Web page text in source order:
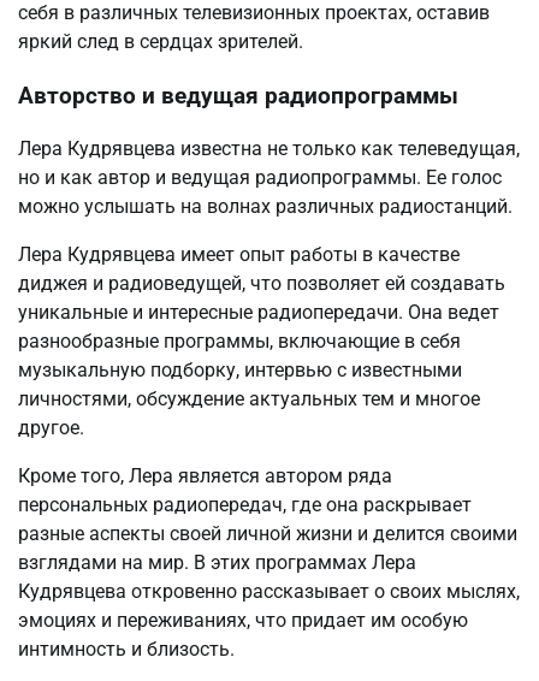
себя в различных телевизионных проектах, оставив
яркий след в сердцах зрителей.
Авторство и ведущая радиопрограммы
Лера Кудрявцева известна не только как телеведущая,
но и как автор и ведущая радиопрограммы. Ее голос
можно услышать на волнах различных радиостанций.
Лера Кудрявцева имеет опыт работы в качестве
диджея и радиоведущей, что позволяет ей создавать
уникальные и интересные радиопередачи. Она ведет
разнообразные программы, включающие в себя
музыкальную подборку, интервью с известными
личностями, обсуждение актуальных тем и многое
другое.
Кроме того, Лера является автором ряда
персональных радиопередач, где она раскрывает
разные аспекты своей личной жизни и делится своими
взглядами на мир. В этих программах Лера
Кудрявцева откровенно рассказывает о своих мыслях,
эмоциях и переживаниях, что придает им особую
интимность и близость.